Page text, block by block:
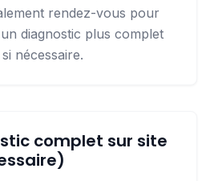
rendez-vous pour
diagnostic plus complet
nécessaire.
complet sur site